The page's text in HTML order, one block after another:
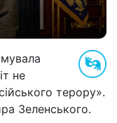
не
терору».
Зеленського.